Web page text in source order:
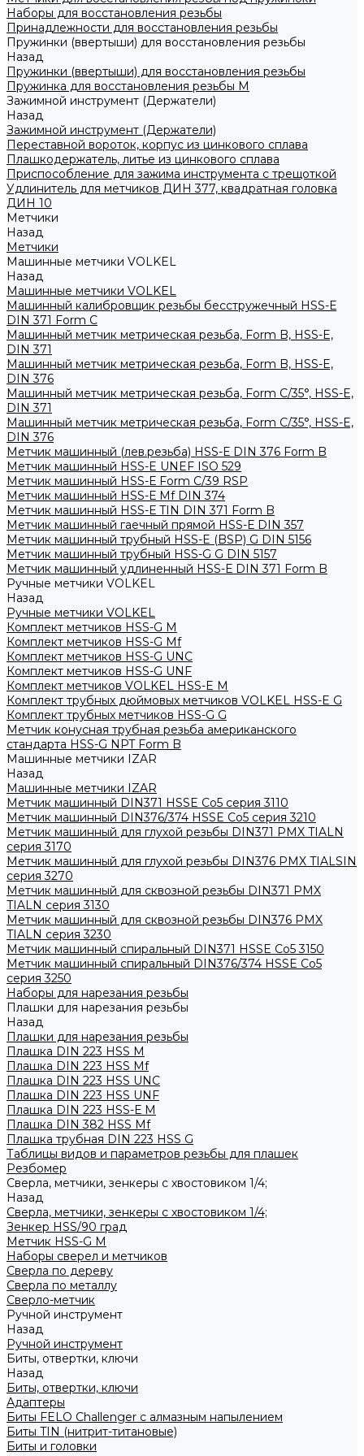
Наборы для восстановления резьбы
Принадлежности для восстановления резьбы
Пружинки (ввертыши) для восстановления резьбы
Назад
Пружинки (ввертыши) для восстановления резьбы
Пружинка для восстановления резьбы M
Зажимной инструмент (Держатели)
Назад
Зажимной инструмент (Держатели)
Переставной вороток, корпус из цинкового сплава
Плашкодержатель, литье из цинкового сплава
Приспособление для зажима инструмента с трещоткой
Удлинитель для метчиков ДИН 377, квадратная головка
ДИН 10
Метчики
Назад
Метчики
Машинные метчики VOLKEL
Назад
Машинные метчики VOLKEL
Машинный калибровщик резьбы бесстружечный HSS-Е
DIN 371 Form C
Машинный метчик метрическая резьба, Form B, HSS-E,
DIN 371
Машинный метчик метрическая резьба, Form B, HSS-E,
DIN 376
Машинный метчик метрическая резьба, Form С/35°, HSS-E,
DIN 371
Машинный метчик метрическая резьба, Form С/35°, HSS-E,
DIN 376
Метчик машинный (лев.резьба) HSS-Е DIN 376 Form B
Метчик машинный HSS-E UNEF ISO 529
Метчик машинный HSS-Е Form C/39 RSP
Метчик машинный HSS-Е Mf DIN 374
Метчик машинный HSS-Е TIN DIN 371 Form B
Метчик машинный гаечный прямой HSS-Е DIN 357
Метчик машинный трубный HSS-E (BSP) G DIN 5156
Метчик машинный трубный HSS-G G DIN 5157
Метчик машинный удлиненный HSS-Е DIN 371 Form B
Ручные метчики VOLKEL
Назад
Ручные метчики VOLKEL
Комплект метчиков HSS-G M
Комплект метчиков HSS-G Mf
Комплект метчиков HSS-G UNC
Комплект метчиков HSS-G UNF
Комплект метчиков VOLKEL HSS-E M
Комплект трубных дюймовых метчиков VOLKEL HSS-E G
Комплект трубных метчиков HSS-G G
Метчик конусная трубная резьба американского
стандарта HSS-G NPT Form B
Машинные метчики IZAR
Назад
Машинные метчики IZAR
Метчик машинный DIN371 HSSE Co5 серия 3110
Метчик машинный DIN376/374 HSSE Co5 серия 3210
Метчик машинный для глухой резьбы DIN371 PMX TIALN
серия 3170
Метчик машинный для глухой резьбы DIN376 PMX TIALSIN
серия 3270
Метчик машинный для сквозной резьбы DIN371 PMX
TIALN серия 3130
Метчик машинный для сквозной резьбы DIN376 PMX
TIALN серия 3230
Метчик машинный спиральный DIN371 HSSE Co5 3150
Метчик машинный спиральный DIN376/374 HSSE Co5
серия 3250
Наборы для нарезания резьбы
Плашки для нарезания резьбы
Назад
Плашки для нарезания резьбы
Плашка DIN 223 HSS M
Плашка DIN 223 HSS Mf
Плашка DIN 223 HSS UNC
Плашка DIN 223 HSS UNF
Плашка DIN 223 HSS-Е M
Плашка DIN 382 HSS Mf
Плашка трубная DIN 223 HSS G
Таблицы видов и параметров резьбы для плашек
Резбомер
Сверла, метчики, зенкеры с хвостовиком 1/4;
Назад
Сверла, метчики, зенкеры с хвостовиком 1/4;
Зенкер HSS/90 град
Метчик HSS-G М
Наборы сверел и метчиков
Сверла по дереву
Сверла по металлу
Сверло-метчик
Ручной инструмент
Назад
Ручной инструмент
Биты, отвертки, ключи
Назад
Биты, отвертки, ключи
Адаптеры
Биты FELO Challenger с алмазным напылением
Биты TIN (нитрит-титановые)
Биты и головки